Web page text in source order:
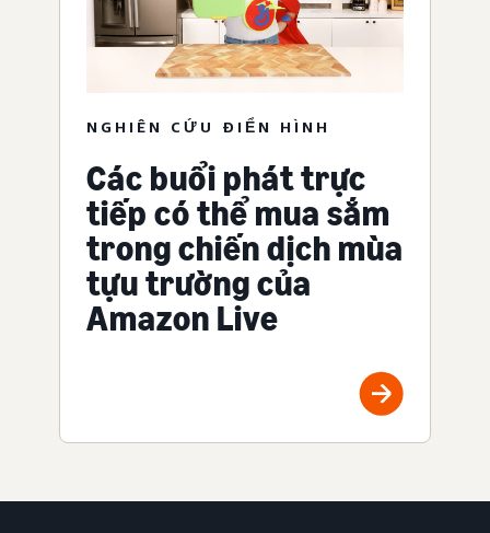
NGHIÊN CỨU ĐIỂN HÌNH
Các buổi phát trực
tiếp có thể mua sắm
trong chiến dịch mùa
tựu trường của
Amazon Live